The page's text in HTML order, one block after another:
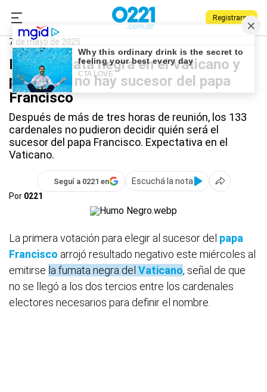
Registrarse
0221.com.ar
Vaticano
7 de mayo de 2025
Hubo fumata negra en el Vaticano y
por ahora no hay sucesor del papa
Francisco
Después de más de tres horas de reunión, los 133
cardenales no pudieron decidir quién será el
sucesor del papa Francisco. Expectativa en el
Vaticano.
Seguí a 0221 en
Escuchá la nota
Por 0221
La primera votación para elegir al sucesor del papa
Francisco arrojó resultado negativo este miércoles al
emitirse la fumata negra del Vaticano, señal de que
no se llegó a los dos tercios entre los cardenales
electores necesarios para definir el nombre.